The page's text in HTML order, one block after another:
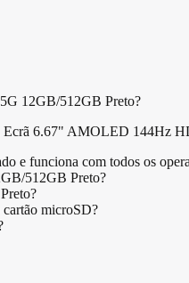
12GB/512GB Preto?
6.67" AMOLED 144Hz
e funciona com todos os
512GB Preto?
microSD?